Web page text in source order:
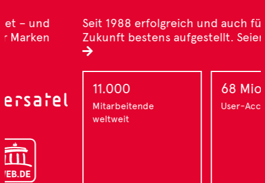
Seit 1988 erfolgreich und auch für die
Zukunft bestens aufgestellt. Seien Sie dabei
11.000
Mitarbeitende
User-Accounts